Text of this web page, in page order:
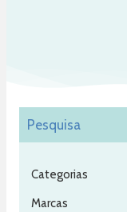
Pesquisa
Categorias
Marcas